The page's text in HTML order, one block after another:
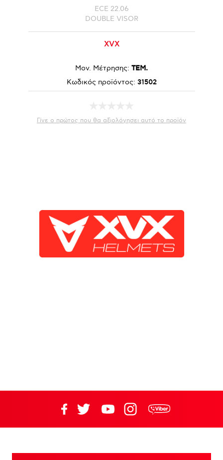
ECE 22.06
DOUBLE VISOR
XVX
Μον. Μέτρησης: ΤΕΜ.
Κωδικός προϊόντος: 31502
Γίνε ο πρώτος που θα αξιολόγησει αυτό το προϊόν